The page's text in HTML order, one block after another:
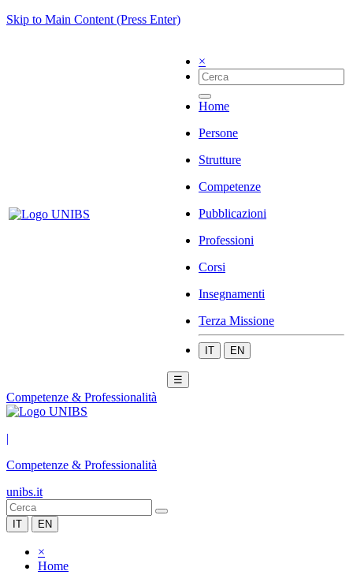
Skip to Main Content (Press Enter)
×
Home
Persone
Strutture
Competenze
Pubblicazioni
Professioni
Corsi
Insegnamenti
Terza Missione
IT EN
☰
Competenze & Professionalità
|
Competenze & Professionalità
unibs.it
IT EN
×
Home